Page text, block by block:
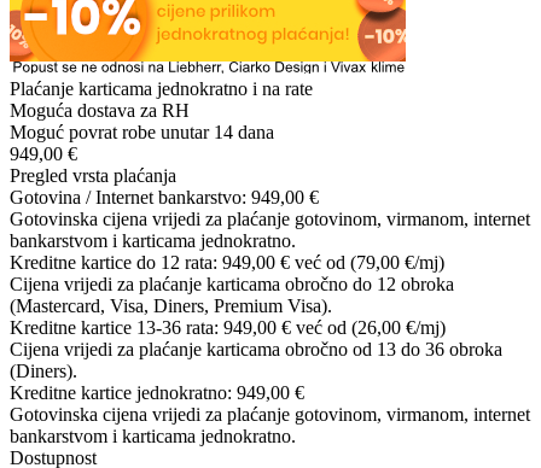
Plaćanje karticama jednokratno i na rate
Moguća dostava za RH
Moguć povrat robe unutar 14 dana
949,00 €
Pregled vrsta plaćanja
Gotovina / Internet bankarstvo: 949,00 €
Gotovinska cijena vrijedi za plaćanje gotovinom, virmanom, internet
bankarstvom i karticama jednokratno.
Kreditne kartice do 12 rata: 949,00 € već od (79,00 €/mj)
Cijena vrijedi za plaćanje karticama obročno do 12 obroka
(Mastercard, Visa, Diners, Premium Visa).
Kreditne kartice 13-36 rata: 949,00 € već od (26,00 €/mj)
Cijena vrijedi za plaćanje karticama obročno od 13 do 36 obroka
(Diners).
Kreditne kartice jednokratno: 949,00 €
Gotovinska cijena vrijedi za plaćanje gotovinom, virmanom, internet
bankarstvom i karticama jednokratno.
Dostupnost